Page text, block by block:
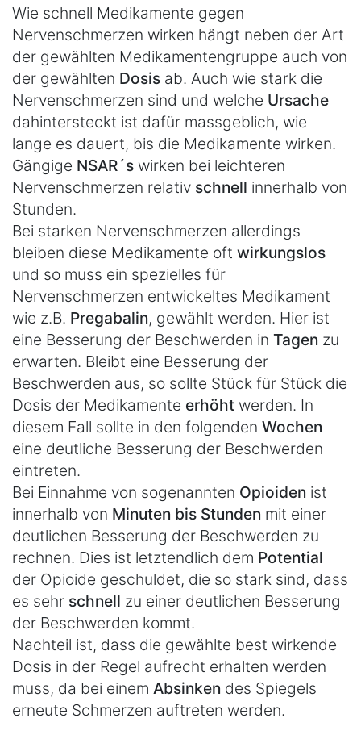
Wie schnell Medikamente gegen
Nervenschmerzen wirken hängt neben der Art
der gewählten Medikamentengruppe auch von
der gewählten Dosis ab. Auch wie stark die
Nervenschmerzen sind und welche Ursache
dahintersteckt ist dafür massgeblich, wie
lange es dauert, bis die Medikamente wirken.
Gängige NSAR´s wirken bei leichteren
Nervenschmerzen relativ schnell innerhalb von
Stunden.
Bei starken Nervenschmerzen allerdings
bleiben diese Medikamente oft wirkungslos
und so muss ein spezielles für
Nervenschmerzen entwickeltes Medikament
wie z.B. Pregabalin, gewählt werden. Hier ist
eine Besserung der Beschwerden in Tagen zu
erwarten. Bleibt eine Besserung der
Beschwerden aus, so sollte Stück für Stück die
Dosis der Medikamente erhöht werden. In
diesem Fall sollte in den folgenden Wochen
eine deutliche Besserung der Beschwerden
eintreten.
Bei Einnahme von sogenannten Opioiden ist
innerhalb von Minuten bis Stunden mit einer
deutlichen Besserung der Beschwerden zu
rechnen. Dies ist letztendlich dem Potential
der Opioide geschuldet, die so stark sind, dass
es sehr schnell zu einer deutlichen Besserung
der Beschwerden kommt.
Nachteil ist, dass die gewählte best wirkende
Dosis in der Regel aufrecht erhalten werden
muss, da bei einem Absinken des Spiegels
erneute Schmerzen auftreten werden.